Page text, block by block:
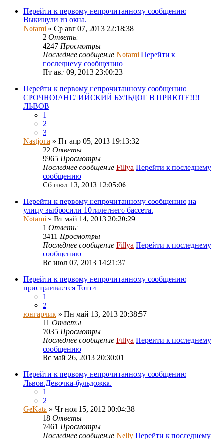
Перейти к первому непрочитанному сообщению
Выкинули из окна.
Notami » Ср авг 07, 2013 22:18:38
2 Ответы
4247 Просмотры
Последнее сообщение Notami Перейти к
последнему сообщению
Пт авг 09, 2013 23:00:23
Перейти к первому непрочитанному сообщению
СРОЧНО!АНГЛИЙСКИЙ БУЛЬДОГ В ПРИЮТЕ!!!!
ЛЬВОВ
1
2
3
Nastjona » Пт апр 05, 2013 19:13:32
22 Ответы
9965 Просмотры
Последнее сообщение Fillya Перейти к последнему
сообщению
Сб июл 13, 2013 12:05:06
Перейти к первому непрочитанному сообщению на
улицу выбросили 10тилетнего бассета.
Notami » Вт май 14, 2013 20:20:29
1 Ответы
3411 Просмотры
Последнее сообщение Fillya Перейти к последнему
сообщению
Вс июл 07, 2013 14:21:37
Перейти к первому непрочитанному сообщению
пристраивается Тотти
1
2
юнгарчик » Пн май 13, 2013 20:38:57
11 Ответы
7035 Просмотры
Последнее сообщение Fillya Перейти к последнему
сообщению
Вс май 26, 2013 20:30:01
Перейти к первому непрочитанному сообщению
Львов.Девочка-бульдожка.
1
2
GeKata » Чт ноя 15, 2012 00:04:38
18 Ответы
7461 Просмотры
Последнее сообщение Nelly Перейти к последнему